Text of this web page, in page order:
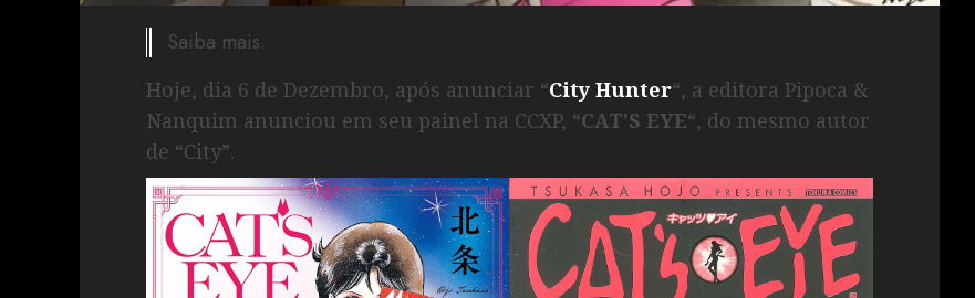
Saiba mais.
Hoje, dia 6 de Dezembro, após anunciar “City Hunter“, a editora Pipoca &
Nanquim anunciou em seu painel na CCXP, “CAT’S EYE“, do mesmo autor
de “City”.